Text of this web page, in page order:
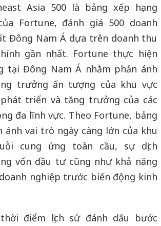
Asia 500 là bảng xếp hạng
Fortune, đánh giá 500 doanh
Đông Nam Á dựa trên doanh thu
gần nhất. Fortune thực hiện
tại Đông Nam Á nhằm phản ánh
trưởng ấn tượng của khu vực
triển và tăng trưởng của các
đa lĩnh vực. Theo Fortune, bảng
ánh vai trò ngày càng lớn của khu
cung ứng toàn cầu, sự dịch
vốn đầu tư cũng như khả năng
nghiệp trước biến động kinh
điểm lịch sử đánh dấu bước